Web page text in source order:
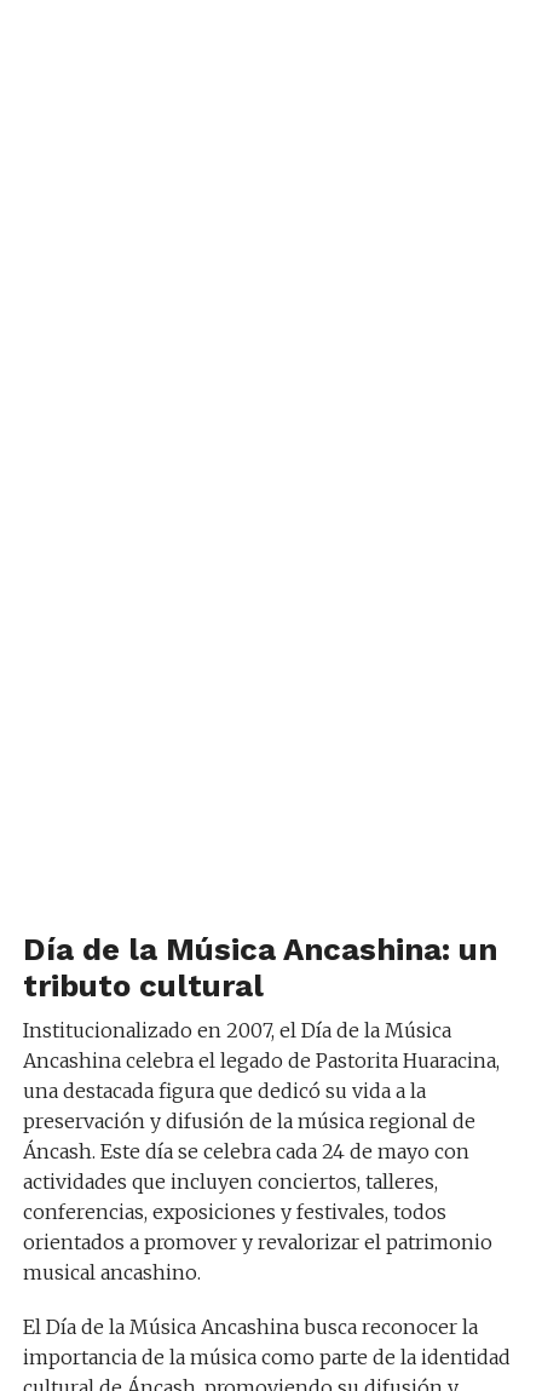
Día de la Música Ancashina: un
tributo cultural
Institucionalizado en 2007, el Día de la Música
Ancashina celebra el legado de Pastorita Huaracina,
una destacada figura que dedicó su vida a la
preservación y difusión de la música regional de
Áncash. Este día se celebra cada 24 de mayo con
actividades que incluyen conciertos, talleres,
conferencias, exposiciones y festivales, todos
orientados a promover y revalorizar el patrimonio
musical ancashino.
El Día de la Música Ancashina busca reconocer la
importancia de la música como parte de la identidad